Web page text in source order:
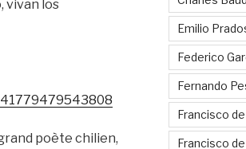
vivan los
poète chilien,
Emilio
Federico
Fernando
Francisco
Francisco